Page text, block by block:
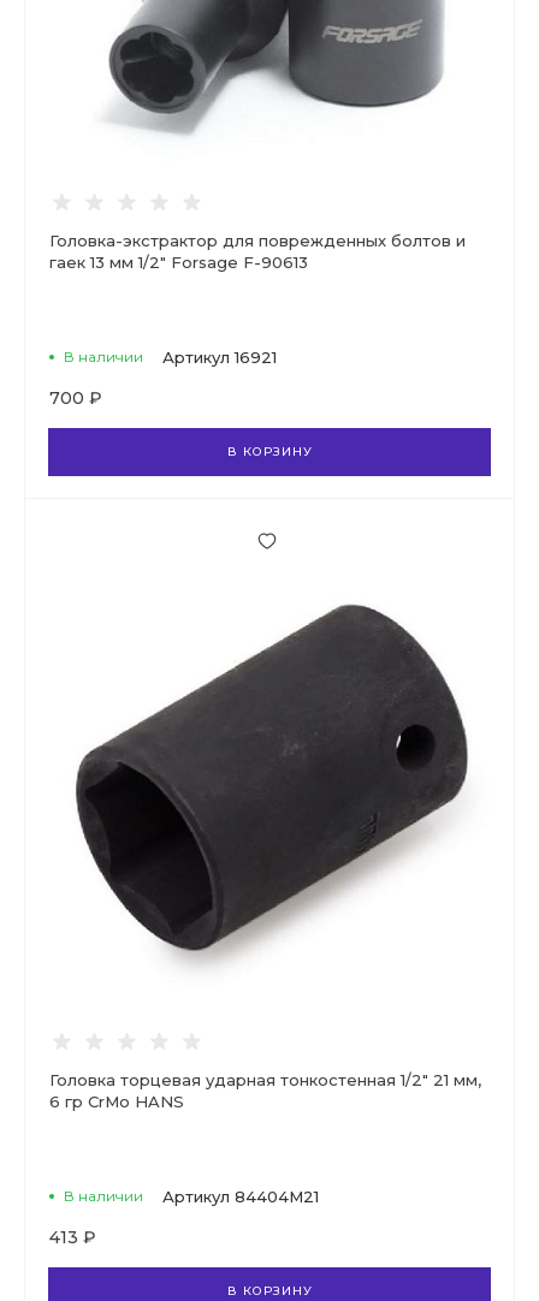
Головка-экстрактор для поврежденных болтов и
гаек 13 мм 1/2" Forsage F-90613
В наличии Артикул 16921
700 ₽
В КОРЗИНУ
Головка торцевая ударная тонкостенная 1/2" 21 мм,
6 гр CrMo HANS
В наличии Артикул 84404M21
413 ₽
В КОРЗИНУ